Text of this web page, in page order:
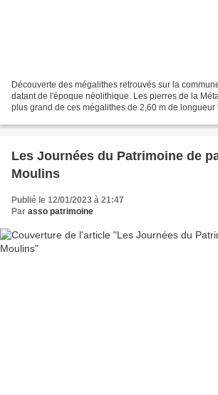
Découverte des mégalithes retrouvés sur la
datant de l'époque néolithique. Les pierres de la
plus grand de ces mégalithes de 2,60 m de longueur
Les Journées du Patrimoine de
Moulins
Publié le 12/01/2023 à 21:47
Par asso patrimoine